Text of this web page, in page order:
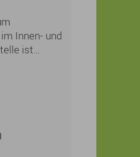
Innen- und
ist
Die